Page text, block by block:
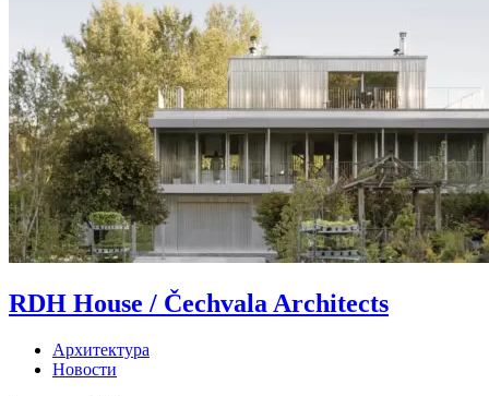
RDH House / Čechvala Architects
Архитектура
Новости